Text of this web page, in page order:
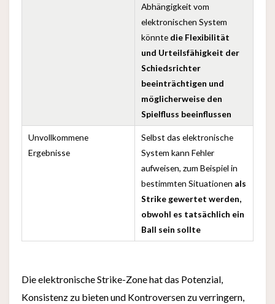
Abhängigkeit vom
elektronischen System
könnte die Flexibilität
und Urteilsfähigkeit der
Schiedsrichter
beeinträchtigen und
möglicherweise den
Spielfluss beeinflussen
Unvollkommene
Ergebnisse
Selbst das elektronische
System kann Fehler
aufweisen, zum Beispiel in
bestimmten Situationen als
Strike gewertet werden,
obwohl es tatsächlich ein
Ball sein sollte
Die elektronische Strike-Zone hat das Potenzial,
Konsistenz zu bieten und Kontroversen zu verringern,